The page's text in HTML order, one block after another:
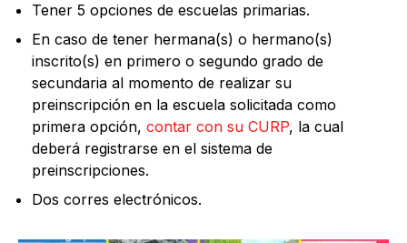
Tener 5 opciones de escuelas primarias.
En caso de tener hermana(s) o hermano(s)
inscrito(s) en primero o segundo grado de
secundaria al momento de realizar su
preinscripción en la escuela solicitada como
primera opción, contar con su CURP, la cual
deberá registrarse en el sistema de
preinscripciones.
Dos corres electrónicos.